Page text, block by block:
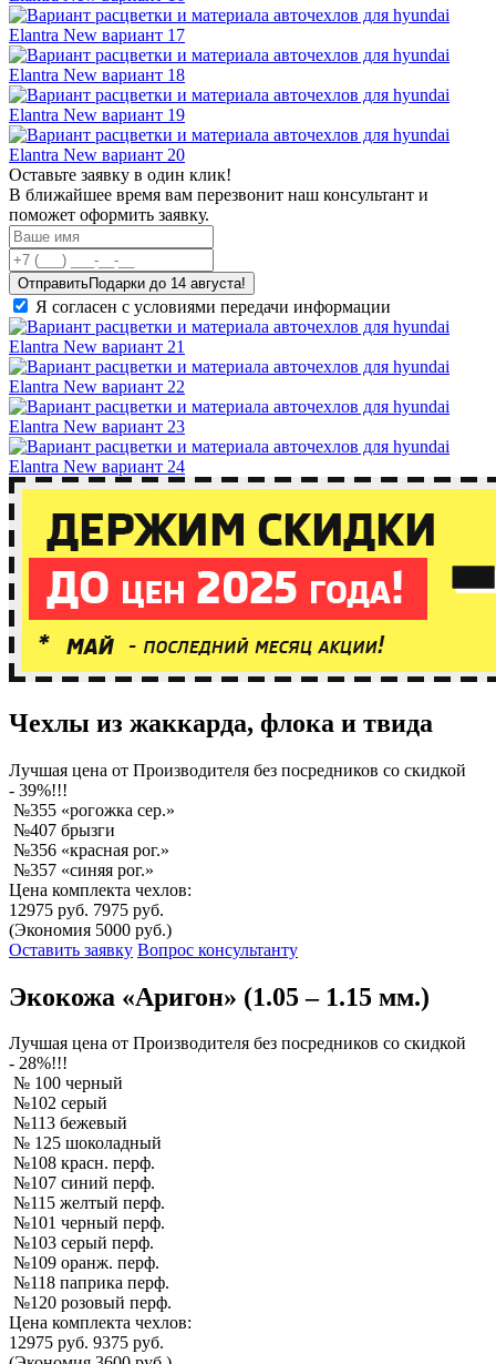
Оставьте заявку в один клик!
В ближайшее время вам перезвонит наш консультант и
поможет оформить заявку.
Отправить
Я согласен с условиями передачи информации
Чехлы из жаккарда, флока и твида
Лучшая цена от Производителя без посредников со скидкой
- 39%!!!
№355 «рогожка сер.»
№407 брызги
№356 «красная рог.»
№357 «синяя рог.»
Цена комплекта чехлов:
12975 руб. 7975 руб.
(Экономия 5000 руб.)
Оставить заявку Вопрос консультанту
Экокожа «Аригон» (1.05 – 1.15 мм.)
Лучшая цена от Производителя без посредников со скидкой
- 28%!!!
№ 100 черный
№102 серый
№113 бежевый
№ 125 шоколадный
№108 красн. перф.
№107 синий перф.
№115 желтый перф.
№101 черный перф.
№103 серый перф.
№109 оранж. перф.
№118 паприка перф.
№120 розовый перф.
Цена комплекта чехлов:
12975 руб. 9375 руб.